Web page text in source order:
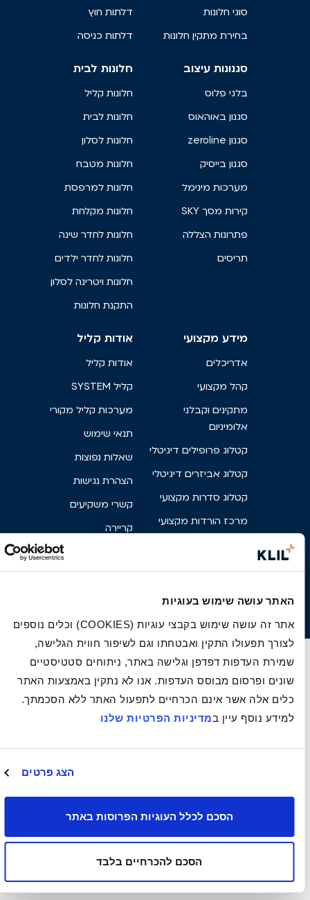
האתר עושה שימוש בעוגיות
אתר זה עושה שימוש בקבצי עוגיות (COOKIES) וכלים נוספים
לצורך תפעולו התקין ואבטחתו וגם לשיפור חווית הגלישה,
שמירת העדפות דפדפן וגלישה באתר, ניתוחים סטטיסטיים
שונים ופרסום מבוסס העדפות. אנו לא נתקין באמצעות האתר
כלים אלה אשר אינם הכרחיים לתפעול האתר ללא הסכמתך.
למידע נוסף עיין במדיניות הפרטיות שלנו
הצג פרטים
הסכם לכלל העוגיות הפרוסות באתר
הסכם להכרחיים בלבד
סוגי חלונות
בחירת מתקין חלונות
דלתות חוץ
דלתות כניסה
סגנונות עיצוב
בלגי פלוס
סגנון באוהאוס
סגנון zeroline
סגנון בייסיק
מערכות מינימל
קירות מסך SKY
פתרונות הצללה
תריסים
חלונות לבית
חלונות קליל
חלונות לבית
חלונות לסלון
חלונות מטבח
חלונות למרפסת
חלונות מקלחת
חלונות לחדר שינה
חלונות לחדר ילדים
חלונות ויטרינה לסלון
התקנת חלונות
מידע מקצועי
אדריכלים
קהל מקצועי
מתקינים וקבלני
אלומיניום
קטלוג פרופילים דיגיטלי
קטלוג אביזרים דיגיטלי
קטלוג סדרות מקצועי
מרכז הורדות מקצועי
אודות קליל
אודות קליל
קליל SYSTEM
מערכות קליל מקורי
תנאי שימוש
שאלות נפוצות
הצהרת נגישות
קשרי משקיעים
קריירה
פארק אגם הפרפרים